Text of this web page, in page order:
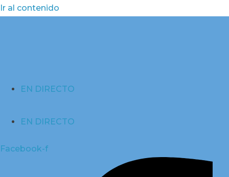
Ir al contenido
EN DIRECTO
EN DIRECTO
Facebook-f